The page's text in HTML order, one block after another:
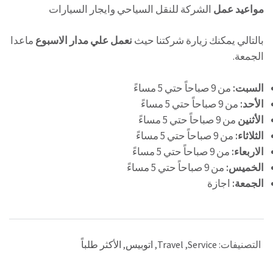
مواعيد عمل الشركة للنقل السياحي وايجار السيارات
بالتالي يمكنك زيارة شركتنا حيث نعمل علي مدار الاسبوع ماعدا
الجمعة.
السبت: من 9 صباحاً حتي 5 مساءً
الأحد: من 9 صباحاً حتي 5 مساءً
الأثنين من 9 صباحاً حتي 5 مساءً
الثلاثاء: من 9 صباحاً حتي 5 مساءً
الاربعاء: من 9 صباحاً حتي 5 مساءً
الخميس: من 9 صباحاً حتي 5 مساءً
الجمعة: اجازة
التصنيفات: Service
,
Travel
, اتوبيس, الأكثر طلباً